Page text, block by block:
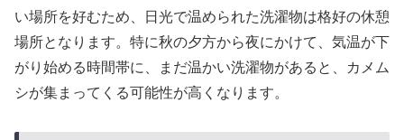
い場所を好むため、日光で温められた洗濯物は格好の休憩
場所となります。特に秋の夕方から夜にかけて、気温が下
がり始める時間帯に、まだ温かい洗濯物があると、カメム
シが集まってくる可能性が高くなります。